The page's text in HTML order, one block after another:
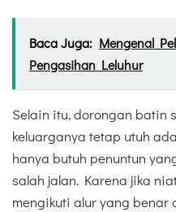
Baca Juga: Mengenal
Pengasihan Leluhur
Selain itu, dorongan batin
keluarganya tetap utuh
hanya butuh penuntun
salah jalan. Karena jika
mengikuti alur yang benar